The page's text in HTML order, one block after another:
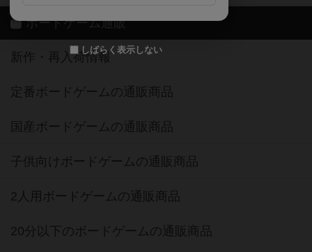
しばらく表示しない
ボードゲーム通販
新作・再入荷情報
定番ボードゲームの通販商品
国産ボードゲームの通販商品
子供向けボードゲームの通販商品
2人用ボードゲームの通販商品
20分以下のボードゲームの通販商品